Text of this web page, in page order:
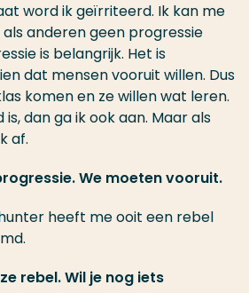
word ik geïrriteerd. Ik kan me
anderen geen progressie
is belangrijk. Het is
dat mensen vooruit willen. Dus
komen en ze willen wat leren.
dan ga ik ook aan. Maar als
af.
We moeten vooruit.
heeft me ooit een rebel
rebel. Wil je nog iets